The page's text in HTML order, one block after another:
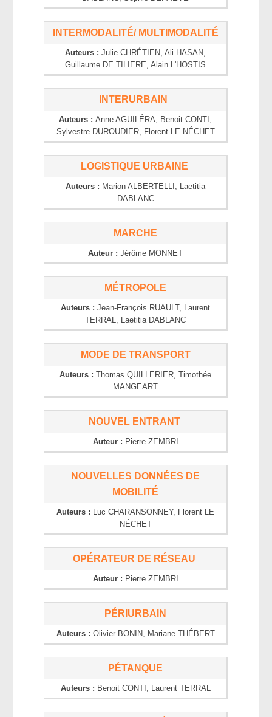
INTERMODALITÉ/ MULTIMODALITÉ
Auteurs : Julie CHRÉTIEN, Ali HASAN,
Guillaume DE TILIERE, Alain L'HOSTIS
INTERURBAIN
Auteurs : Anne AGUILÉRA, Benoit CONTI ,
Sylvestre DUROUDIER, Florent LE NÉCHET
LOGISTIQUE URBAINE
Auteurs : Marion ALBERTELLI , Laetitia
DABLANC
MARCHE
Auteur : Jérôme MONNET
MÉTROPOLE
Auteurs : Jean-François RUAULT, Laurent
TERRAL, Laetitia DABLANC
MODE DE TRANSPORT
Auteurs : Thomas QUILLERIER, Timothée
MANGEART
NOUVEL ENTRANT
Auteur : Pierre ZEMBRI
NOUVELLES DONNÉES DE
MOBILITÉ
Auteurs : Luc CHARANSONNEY, Florent LE
NÉCHET
OPÉRATEUR DE RÉSEAU
Auteur : Pierre ZEMBRI
PÉRIURBAIN
Auteurs : Olivier BONIN, Mariane THÉBERT
PÉTANQUE
Auteurs : Benoit CONTI , Laurent TERRAL